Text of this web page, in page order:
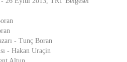
- Tunç Boran
- Hakan Uraçin